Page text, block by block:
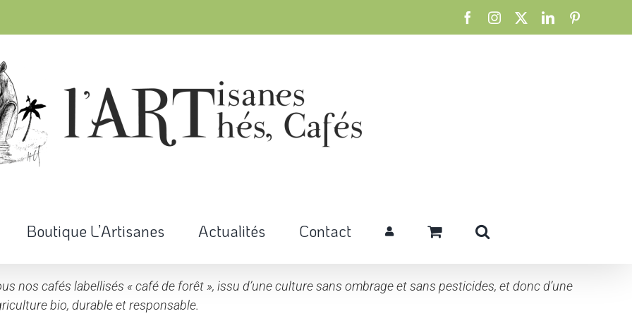
FacebookInstagram LinkedIn
Boutique L’Artisanes Actualités Contact
nos cafés labellisés « café de forêt », issu d’une culture sans ombrage et sans pesticides, et donc d’une
bio, durable et responsable.